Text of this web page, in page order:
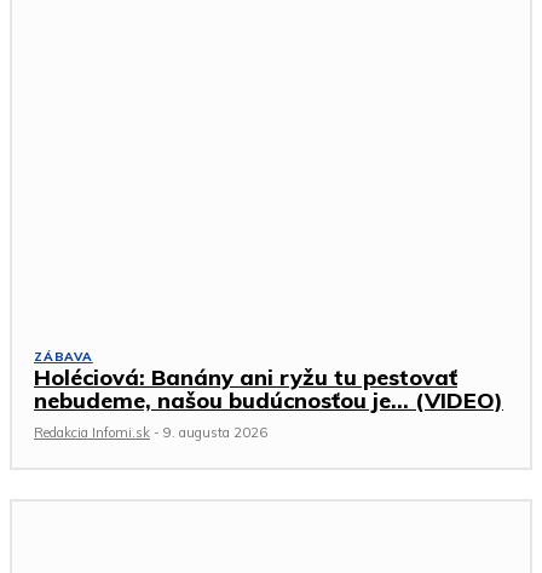
ZÁBAVA
Holéciová: Banány ani ryžu tu pestovať
nebudeme, našou budúcnosťou je… (VIDEO)
Redakcia Infomi.sk - 9. augusta 2026